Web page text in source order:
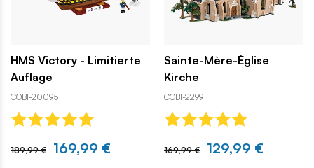
HMS Victory - Limitierte
Auflage
COBI-20095
189,99 € 169,99 €
Sainte-Mère-Église
Kirche
COBI-2299
169,99 € 129,99 €